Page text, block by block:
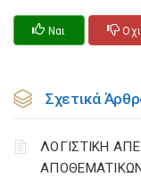
Ναι Οχι
Σχετικά
ΛΟΓΙΣΤΙΚΗ
ΑΠΟΘΕΜΑΤΙΚΩΝ